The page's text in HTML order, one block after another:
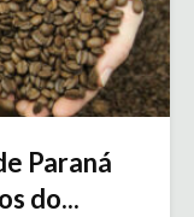
Paraná
do...